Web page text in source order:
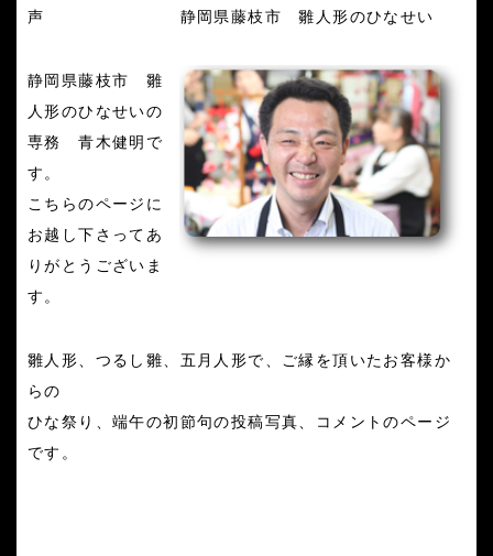
声 静岡県藤枝市 雛人形のひなせい
静岡県藤枝市 雛
人形のひなせいの
専務 青木健明で
す。
こちらのページに
お越し下さってあ
りがとうございま
す。
雛人形、つるし雛、五月人形で、ご縁を頂いたお客様か
らの
ひな祭り、端午の初節句の投稿写真、コメントのページ
です。